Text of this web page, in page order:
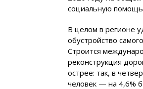
социальную помощь
В целом в регионе
обустройство
Строится
реконструкция
острее: так, в
человек — на 4,6%